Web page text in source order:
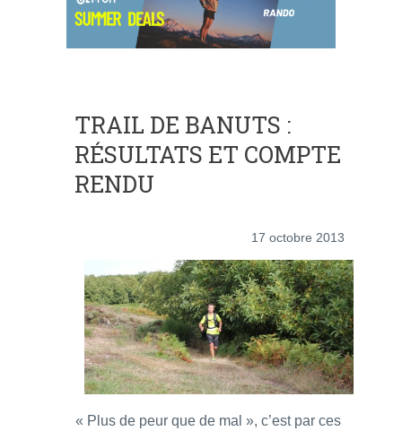
TRAIL DE BANUTS :
RÉSULTATS ET COMPTE
RENDU
17 octobre 2013
« Plus de peur que de mal », c’est par ces